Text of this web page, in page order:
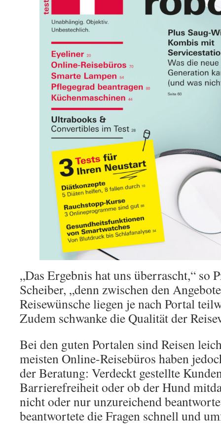
„Das Ergebnis hat uns überrascht,“ so
Scheiber, „denn zwischen den
Reisewünsche liegen je nach Portal
Zudem schwanke die Qualität der
Bei den guten Portalen sind Reisen
meisten Online-Reisebüros haben
der Beratung: Verdeckt gestellte
Barrierefreiheit oder ob der Hund
nicht oder nur unzureichend
beantwortete die Fragen schnell und